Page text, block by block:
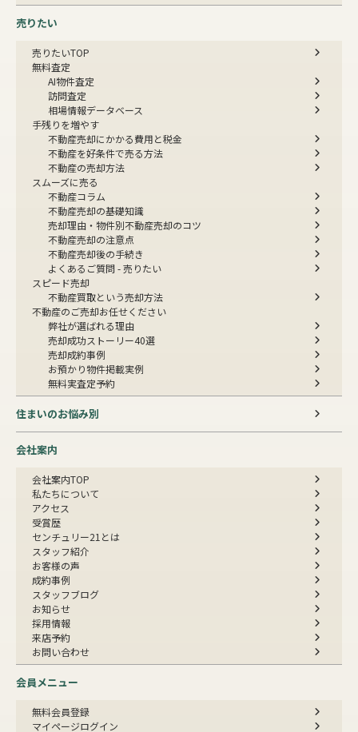
売りたい
売りたいTOP
無料査定
AI物件査定
訪問査定
相場情報データベース
手残りを増やす
不動産売却にかかる費用と税金
不動産を好条件で売る方法
不動産の売却方法
スムーズに売る
不動産コラム
不動産売却の基礎知識
売却理由・物件別不動産売却のコツ
不動産売却の注意点
不動産売却後の手続き
よくあるご質問 - 売りたい
スピード売却
不動産買取という売却方法
不動産のご売却お任せください
弊社が選ばれる理由
売却成功ストーリー40選
売却成約事例
お預かり物件掲載実例
無料実査定予約
住まいのお悩み別
会社案内
会社案内TOP
私たちについて
アクセス
受賞歴
センチュリー21とは
スタッフ紹介
お客様の声
成約事例
スタッフブログ
お知らせ
採用情報
来店予約
お問い合わせ
会員メニュー
無料会員登録
マイページログイン